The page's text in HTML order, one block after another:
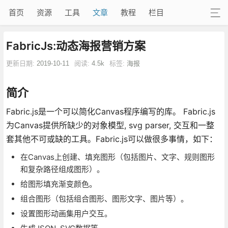
首页 资源 工具 文章 教程 栏目
FabricJs:动态海报营销方案
更新日期: 2019-10-11 阅读: 4.5k 标签: 海报
简介
Fabric.js是一个可以简化Canvas程序编写的库。 Fabric.js
为Canvas提供所缺少的对象模型, svg parser, 交互和一整
套其他不可或缺的工具。Fabric.js可以做很多事情，如下：
在Canvas上创建、填充图形（包括图片、文字、规则图形
和复杂路径组成图形）。
给图形填充渐变颜色。
组合图形（包括组合图形、图形文字、图片等）。
设置图形动画集用户交互。